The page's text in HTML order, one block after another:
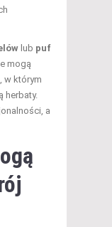
lub puf
mogą
w którym
herbaty.
a